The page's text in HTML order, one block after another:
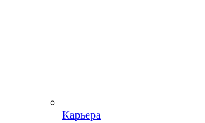
Карьера